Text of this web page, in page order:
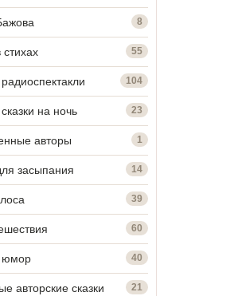
8
стихах 55
104
на ночь 23
авторы 1
засыпания 14
39
60
юмор 40
авторские сказки 21